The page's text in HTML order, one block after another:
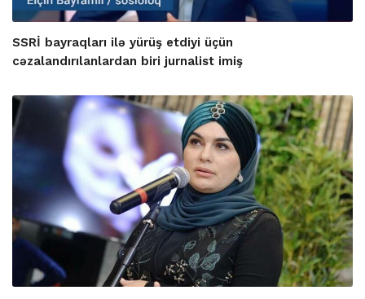
SSRİ bayraqları ilə yürüş etdiyi üçün
cəzalandırılanlardan biri jurnalist imiş